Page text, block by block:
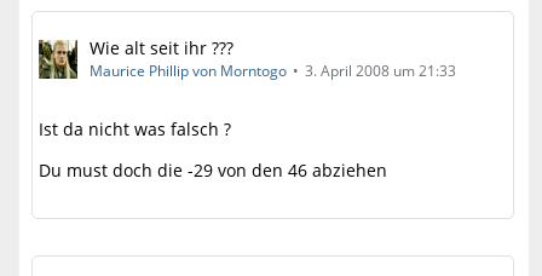
Wie alt seit ihr ???
Maurice Phillip von Morntogo 3. April 2008 um 21:33
Ist da nicht was falsch ?
Du must doch die -29 von den 46 abziehen